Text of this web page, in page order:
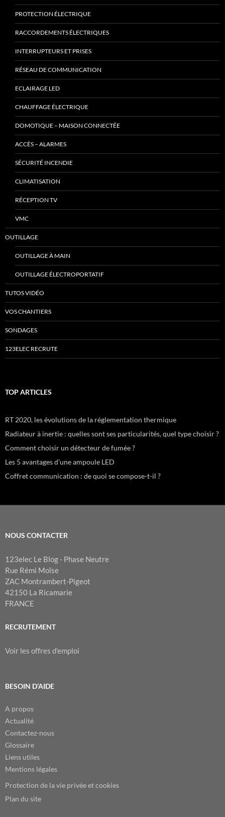
PROTECTION ÉLECTRIQUE
RACCORDEMENTS ÉLECTRIQUES
INTERRUPTEURS ET PRISES
RÉSEAU DE COMMUNICATION
ECLAIRAGE LED
CHAUFFAGE ÉLECTRIQUE
DOMOTIQUE – MAISON CONNECTÉE
ACCÈS – ALARMES
SÉCURITÉ INCENDIE
CLIMATISATION
RÉCEPTION TV
VMC
OUTILLAGE
OUTILLAGE À MAIN
OUTILLAGE ÉLECTROPORTATIF
TUTOS VIDÉO
VOS CHANTIERS
SONDAGES
123ELEC RECRUTE
TOP ARTICLES
RT 2020, les évolutions de la réglementation thermique
Radiateur à inertie : quelles sont ses particularités, quel type choisir ?
Comment choisir un détecteur de fumée ?
Les 5 avantages d’une ampoule LED
Coffret communication : de quoi se compose-t-il ?
NOUS CONTACTER
123elec Le Blog - Phase Neutre
Rue Rémi Moïse
ZAC Montrambert-Pigeot
42150 La Ricamarie
FRANCE
RECRUTEMENT
Voir les offres d'emploi
BESOIN D’AIDE
A propos
Actualité
Contactez-nous
Glossaire
Liens utiles
Mentions légales
Protection de la vie privée et cookies
Plan du site